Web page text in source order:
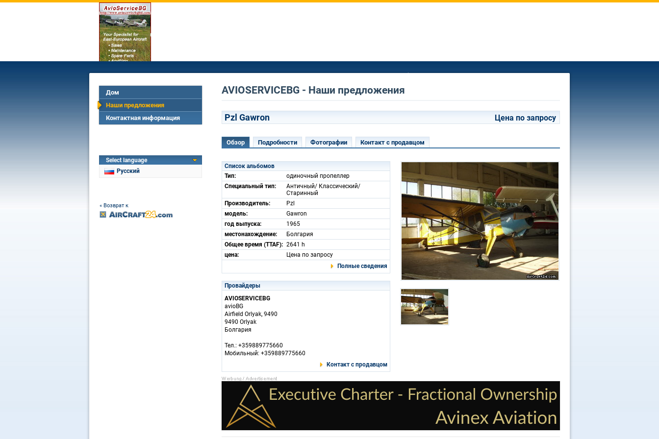
Дом
Наши предложения
Контактная информация
Select language
Русский
« Возврат к
AVIOSERVICEBG - Наши предложения
Pzl Gawron Цена по запросу
Обзор Подробности Фотографии Контакт с продавцом
Список альбомов
Тип:
одиночный пропеллер
Специальный тип:
Античный/ Классический/
Старинный
Производитель:
Pzl
модель:
Gawron
год выпуска:
1965
местонахождение:
Болгария
Общее время (TTAF): 2641 h
цена:
Цена по запросу
Полные сведения
Провайдеры
AVIOSERVICEBG
avioBG
Airfield Orlyak, 9490
9490 Orlyak
Болгария
Тел.: +359889775660
Мобильный: +359889775660
Контакт с продавцом